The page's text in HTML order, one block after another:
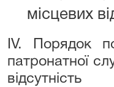
місцевих
IV. Порядок
патронатної
відсутність